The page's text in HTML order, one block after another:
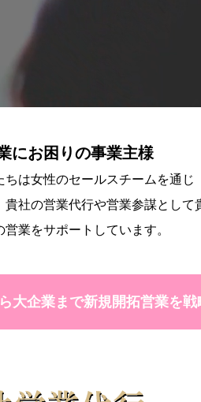
にお困りの事業主様
ちは女性のセールスチームを通じ
貴社の営業代行や営業参謀として
営業をサポートしています。
企業まで新規開拓営業を戦